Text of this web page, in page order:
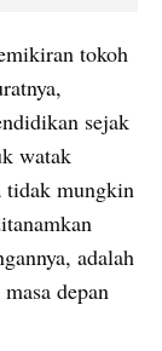
tokoh
sejak
watak
tidak mungkin
adalah
depan